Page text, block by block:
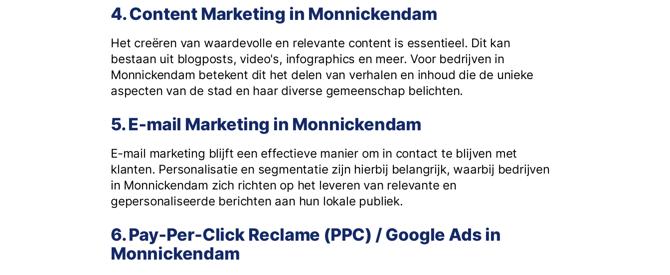
4. Content Marketing in Monnickendam
Het creëren van waardevolle en relevante content is essentieel. Dit kan
bestaan uit blogposts, video's, infographics en meer. Voor bedrijven in
Monnickendam betekent dit het delen van verhalen en inhoud die de unieke
aspecten van de stad en haar diverse gemeenschap belichten.
5. E-mail Marketing in Monnickendam
E-mail marketing blijft een effectieve manier om in contact te blijven met
klanten. Personalisatie en segmentatie zijn hierbij belangrijk, waarbij bedrijven
in Monnickendam zich richten op het leveren van relevante en
gepersonaliseerde berichten aan hun lokale publiek.
6. Pay-Per-Click Reclame (PPC) / Google Ads in
Monnickendam